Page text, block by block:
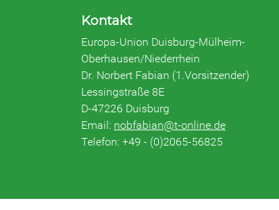
Kontakt
Europa-Union Duisburg-Mülheim-
Oberhausen/Niederrhein
Dr. Norbert Fabian (1.Vorsitzender)
Lessingstraße 8E
D-47226 Duisburg
Email: nobfabian@t-online.de
Telefon: +49 - (0)2065-56825